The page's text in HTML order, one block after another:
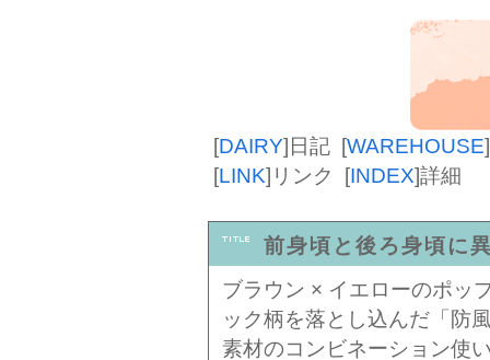
[DAIRY]日記 [WAREHOUSE]
[LINK] リンク [INDEX]詳細
前身頃と後ろ身頃に
ブラウン × イエローのポッ
ック柄を落とし込んだ「防
素材のコンビネーション使